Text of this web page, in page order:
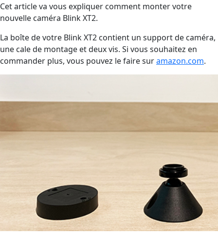
Cet article va vous expliquer comment monter votre
nouvelle caméra Blink XT2.
La boîte de votre Blink XT2 contient un support de caméra,
une cale de montage et deux vis. Si vous souhaitez en
commander plus, vous pouvez le faire suramazon.com.